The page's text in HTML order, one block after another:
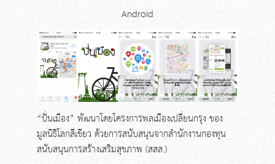
Android
“ปั่นเมือง” พัฒนาโดยโครงการพลเมืองเปลี่ยนกรุง ของ
มูลนิธิโลกสีเขียว ด้วยการสนับสนุนจากสำนักงานกองทุน
สนับสนุนการสร้างเสริมสุขภาพ (สสส.)